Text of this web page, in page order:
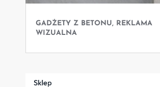
GADŻETY Z BETONU, REKLAMA
WIZUALNA